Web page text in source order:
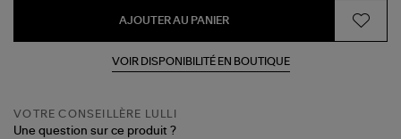
AJOUTER AU PANIER
VOIR DISPONIBILITÉ EN BOUTIQUE
VOTRE CONSEILLÈRE LULLI
Une question sur ce produit ?